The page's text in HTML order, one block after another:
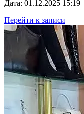
Дата: 01.12.2025 15:19
Перейти к записи